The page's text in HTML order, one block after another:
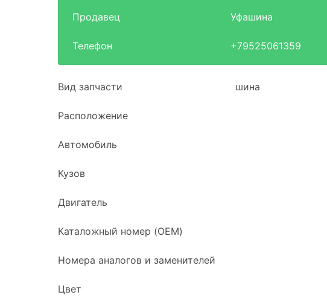
Продавец Уфашина
Телефон +79525061359
Вид запчасти шина
Расположение
Автомобиль
Кузов
Двигатель
Каталожный номер (OEM)
Номера аналогов и заменителей
Цвет